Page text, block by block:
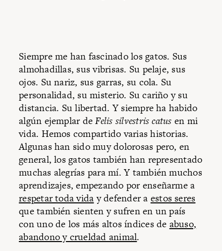
Siempre me han fascinado los gatos. Sus
almohadillas, sus vibrisas. Su pelaje, sus
ojos. Su nariz, sus garras, su cola. Su
personalidad, su misterio. Su cariño y su
distancia. Su libertad. Y siempre ha habido
algún ejemplar deFelis silvestris catus en mi
vida. Hemos compartido varias historias.
Algunas han sido muy dolorosas pero, en
general, los gatos también han representado
muchas alegrías para mí. Y también muchos
aprendizajes, empezando por enseñarme a
respetar toda viday defender a estos seres
que también sienten y sufren en un país
con uno de los más altos índices de abuso,
abandono y crueldad animal.